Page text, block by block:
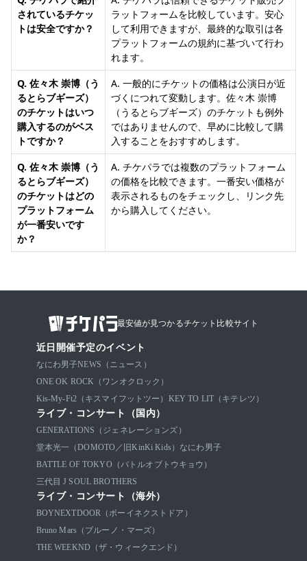
されているチケッ
トは安全ですか？
ラットフォームを比較しています。安心
して利用できますが、最終的な取引は各
プラットフォームの規約に基づいて行わ
れます。
Q. 佐々木 崇博（う
るとらブギーズ）
のチケットはいつ
購入するのがベス
トですか？
A. 一般的にチケットの価格は公演日が近
づくにつれて変動します。佐々木 崇博
（うるとらブギーズ）のチケットも例外
ではありませんので、早めに比較して購
入することをおすすめします。
Q. 佐々木 崇博（う
るとらブギーズ）
のチケットはどの
プラットフォーム
が一番安いです
か？
A. チケパラでは複数のプラットフォーム
の価格を比較できます。一番安い価格が
表示されるものをチェックし、リンク先
から購入してください。
最安値が見つかるチケット比較サイト
近日開催予定のイベント
なにわ男子NEWS（ニュース）
ONE OK ROCK（ワンオクロック）
Kis-My-Ft2（キスマイフットツー） KEY TO LIT（キテレツ）
ライブ・コンサート（国内）
GENERATIONS（ジェネレーションズ）
堂本光一（DOMOTO／旧KinKi Kids） なにわ男子
BATTLE OF TOKYO（バトルオブトウキョウ）
三代目 J SOUL BROTHERS
ライブ・コンサート（海外）
BOYNEXTDOOR（ボーイネクストドア）
Bruno Mars（ブルーノ・マーズ）
THE WEEKND（ザ・ウィークエンド）